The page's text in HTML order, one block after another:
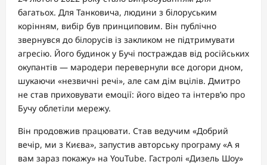
багатьох. Для Танковича, людини з білоруським
корінням, вибір був принциповим. Він публічно
звернувся до білорусів із закликом не підтримувати
агресію. Його будинок у Бучі постраждав від російських
окупантів — мародери перевернули все догори дном,
шукаючи «незвичні речі», але сам дім вцілів. Дмитро
не став приховувати емоції: його відео та інтерв’ю про
Бучу облетіли мережу.
Він продовжив працювати. Став ведучим «Добрий
вечір, ми з Києва», запустив авторську програму «А я
вам зараз покажу» на YouTube. Гастролі «Дизель Шоу»